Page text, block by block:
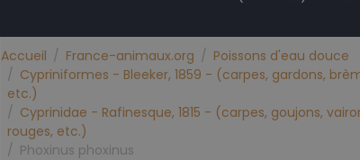
Accueil France-animaux.org
Poissons d'eau douce
Cypriniformes - Bleeker, 1859 - (carpes, gardons,
etc.)
Cyprinidae - Rafinesque, 1815 - (carpes, goujons,
rouges, etc.)
Phoxinus phoxinus